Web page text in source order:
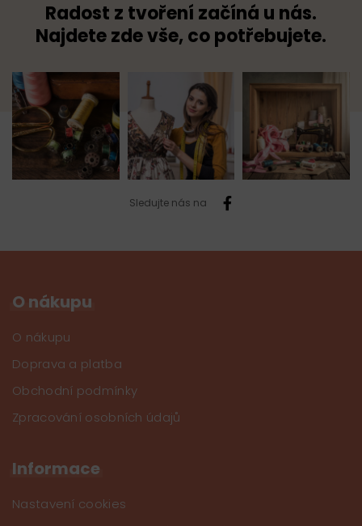
Radost z tvoření začíná u nás.
Najdete zde vše, co potřebujete.
Sledujte nás na
O nákupu
O nákupu
Doprava a platba
Obchodní podmínky
Zpracování osobních údajů
Informace
Nastavení cookies